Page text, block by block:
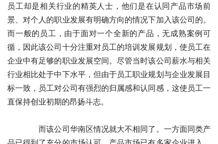
员工却是相关行业的精英人士，他们是在认同产品市场前
景、对个人的职业发展有明确方向的情况下加入该公司的。
而一般的员工，由于面对一个全新的产品，无成熟案例可
循，因此该公司十分注重对员工的培训发展规划，使员工在
企业中有足够的职业发展空间。尽管当时该公司薪水与相关
行业相比处于中下水平，但由于员工职业规划与企业发展目
标一致，员工对公司有强烈的归属感和认同感，这使员工一
直保持创业初期的昂扬斗志。
而该公司华南区情况就大不相同了。一方面同类产